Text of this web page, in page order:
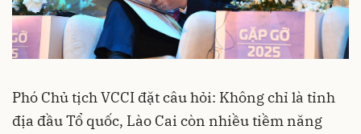
Phó Chủ tịch VCCI đặt câu hỏi: Không chỉ là tỉnh
địa đầu Tổ quốc, Lào Cai còn nhiều tiềm năng